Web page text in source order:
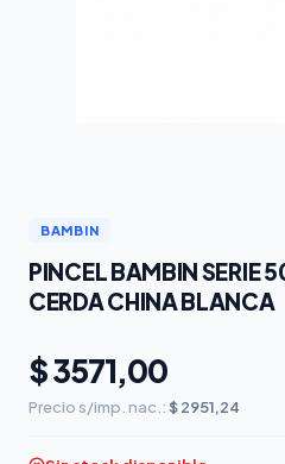
BAMBIN
PINCEL BAMBIN SERIE
CERDA CHINA BLANCA
$ 3571,00
Precio s/imp. nac.: $ 2951,24